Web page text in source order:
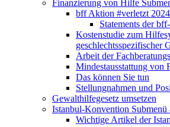
Finanzierung von Hilfe
bff Aktion #verletzt 2024
Statements der
Kostenstudie zum
geschlechtsspezifischer
Arbeit der
Mindestausstattung von
Das können Sie tun
Stellungnahmen und
Gewalthilfegesetz umsetzen
Istanbul-Konvention Submenü
Wichtige Artikel der